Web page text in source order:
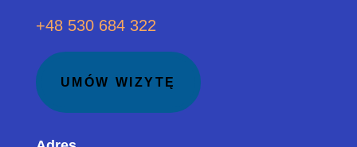
+48 530 684 322
UMÓW WIZYTĘ